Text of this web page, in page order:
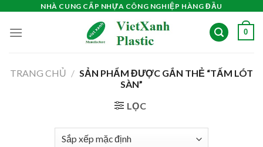
content
NHÀ CUNG CẤP NHỰA CÔNG NGHIỆP HÀNG ĐẦU
0
TRANG CHỦ / SẢN PHẨM ĐƯỢC GẮN THẺ “TẤM LÓT
SÀN”
LỌC